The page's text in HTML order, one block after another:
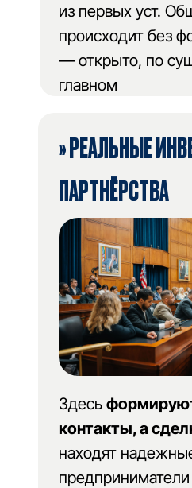
из первых уст.
происходит без
— открыто, по
главном
» РЕАЛЬНЫЕ
ПАРТНЁРСТВА
Здесь
контакты, а
находят